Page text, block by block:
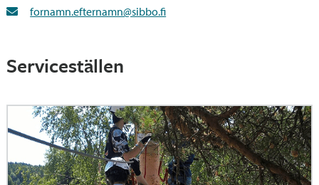
fornamn.efternamn@sibbo.fi
Serviceställen